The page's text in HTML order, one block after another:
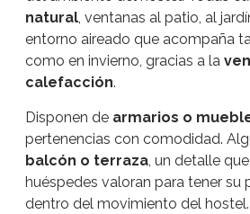
natural, ventanas al patio, al
entorno aireado que acompaña
como en invierno, gracias a la
calefacción.
Disponen de armarios o
pertenencias con comodidad.
balcón o terraza, un detalle
huéspedes valoran para tener su
dentro del movimiento del hostel.